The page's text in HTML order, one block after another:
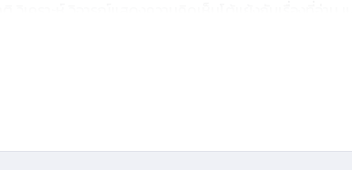
วามรู้ความคิดไปใช้ตัดสินใจแก้ปัญหาในการดำชีวิต ใช้ภาษา
รทำงานกลุ่ม กระบวนการแสวงหาและสืบค้นความรู้ด้วย